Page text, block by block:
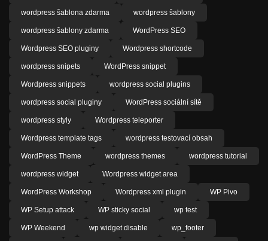
wordpress šablona zdarma wordpress šablony
wordpress šablony zdarma WordPress SEO
Wordpress SEO pluginy Wordpress shortcode
wordpress snipets WordPress snippet
Wordpress snippets wordpress social plugins
wordpress social pluginy WordPress sociální sítě
wordpress styly Wordpress teleporter
Wordpress template tags wordpress testovací obsah
WordPress Theme wordpress themes wordpress tutorial
wordpress widget Wordpress widget area
WordPress Workshop Wordpress xml plugin WP Pivo
WP Setup attack WP sticky social wp test
WP Weekend wp widget disable wp_footer